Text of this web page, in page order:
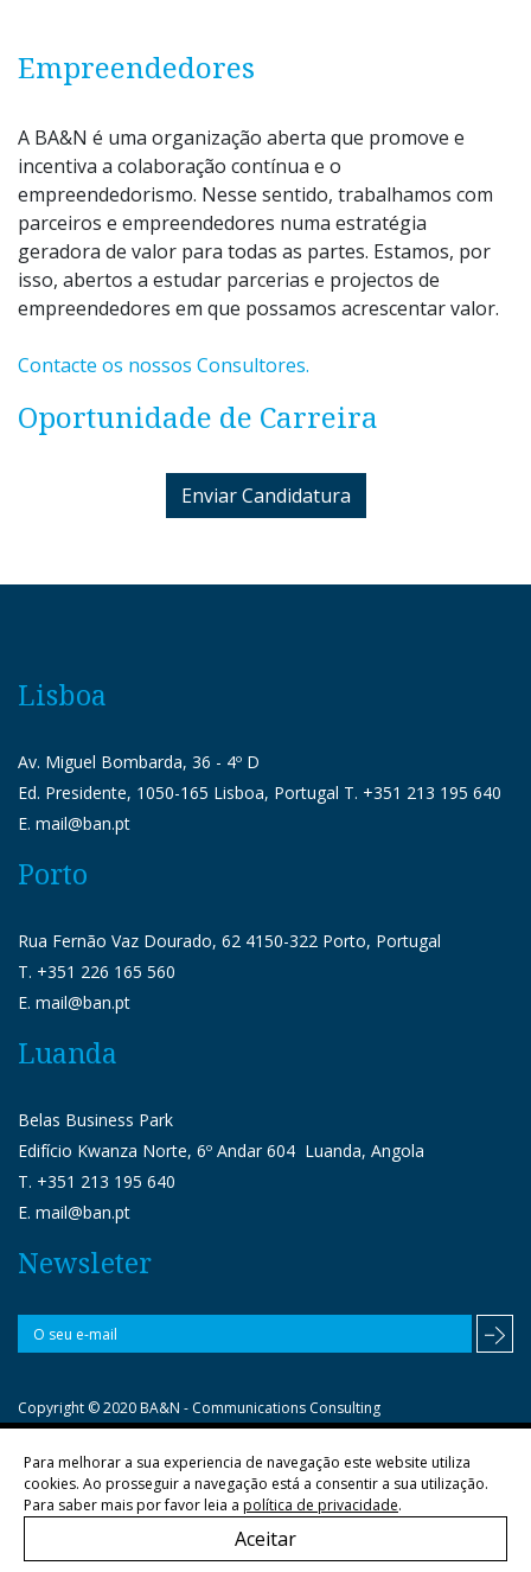
Empreendedores
A BA&N é uma organização aberta que promove e
incentiva a colaboração contínua e o
empreendedorismo. Nesse sentido, trabalhamos com
parceiros e empreendedores numa estratégia
geradora de valor para todas as partes. Estamos, por
isso, abertos a estudar parcerias e projectos de
empreendedores em que possamos acrescentar valor.
Contacte os nossos Consultores.
Oportunidade de Carreira
Enviar Candidatura
Lisboa
Av. Miguel Bombarda, 36 - 4º D
Ed. Presidente, 1050-165 Lisboa, Portugal T. +351 213 195 640
E. mail@ban.pt
Porto
Rua Fernão Vaz Dourado, 62 4150-322 Porto, Portugal
T. +351 226 165 560
E. mail@ban.pt
Luanda
Belas Business Park
Edifício Kwanza Norte, 6º Andar 604 Luanda, Angola
T. +351 213 195 640
E. mail@ban.pt
Newsleter
Copyright © 2020 BA&N - Communications Consulting
Política de privacidade
Para melhorar a sua experiencia de navegação este website utiliza
cookies. Ao prosseguir a navegação está a consentir a sua utilização.
Para saber mais por favor leia a política de privacidade.
Aceitar